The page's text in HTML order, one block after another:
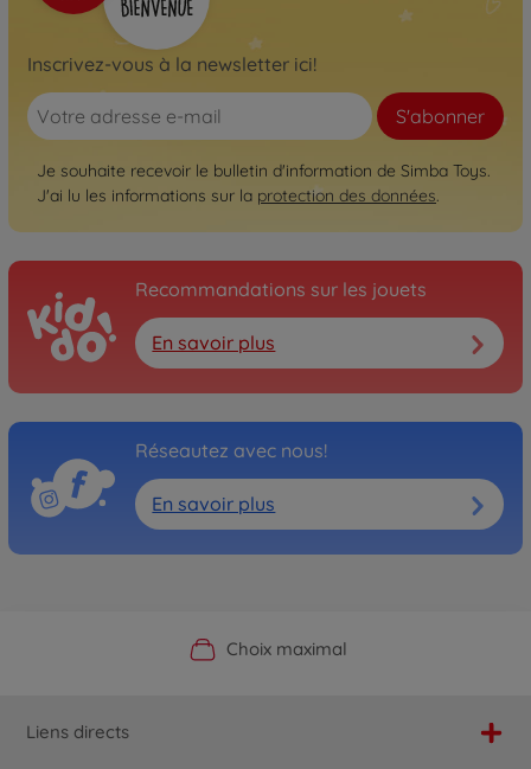
Inscrivez-vous à la newsletter ici!
S'abonner
Je souhaite recevoir le bulletin d'information de Simba Toys.
J'ai lu les informations sur la protection des données.
Recommandations sur les jouets
En savoir plus
Réseautez avec nous!
En savoir plus
Boutique officielle du fabricant
Choix maximal
Service personnalisé
Livraison rapide
Liens directs